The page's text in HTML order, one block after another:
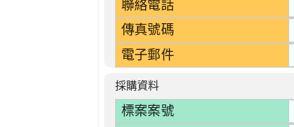
聯絡電話
傳真號碼
電子郵件
採購資料
標案案號